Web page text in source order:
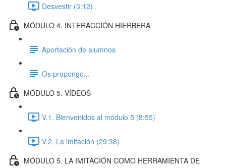
Desvestir (3:12)
MÓDULO 4. INTERACCIÓN HIERBERA
Aportación de alumnos
Os propongo...
MÓDULO 5. VÍDEOS
V.1. Bienvenidos al módulo 5 (8:55)
V.2. La imitación (29:38)
MÓDULO 5. LA IMITACIÓN COMO HERRAMIENTA DE